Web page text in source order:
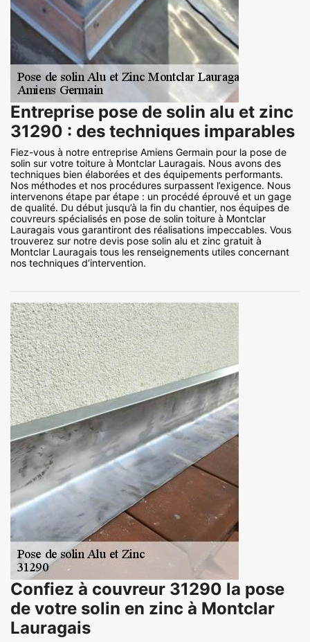
Entreprise pose de solin alu et zinc
31290 : des techniques imparables
Fiez-vous à notre entreprise Amiens Germain pour la pose de
solin sur votre toiture à Montclar Lauragais. Nous avons des
techniques bien élaborées et des équipements performants.
Nos méthodes et nos procédures surpassent l’exigence. Nous
intervenons étape par étape : un procédé éprouvé et un gage
de qualité. Du début jusqu’à la fin du chantier, nos équipes de
couvreurs spécialisés en pose de solin toiture à Montclar
Lauragais vous garantiront des réalisations impeccables. Vous
trouverez sur notre devis pose solin alu et zinc gratuit à
Montclar Lauragais tous les renseignements utiles concernant
nos techniques d’intervention.
Confiez à couvreur 31290 la pose
de votre solin en zinc à Montclar
Lauragais